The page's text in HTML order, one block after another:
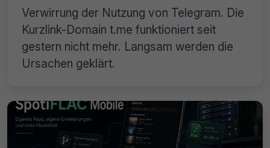
Verwirrung der Nutzung von Telegram. Die
Kurzlink-Domain t.me funktioniert seit
gestern nicht mehr. Langsam werden die
Ursachen geklärt.